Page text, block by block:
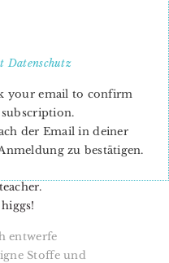
designer,
entwerfe
Stoffe und
Datenschutz
your email to confirm
der Email in deiner
zu bestätigen.